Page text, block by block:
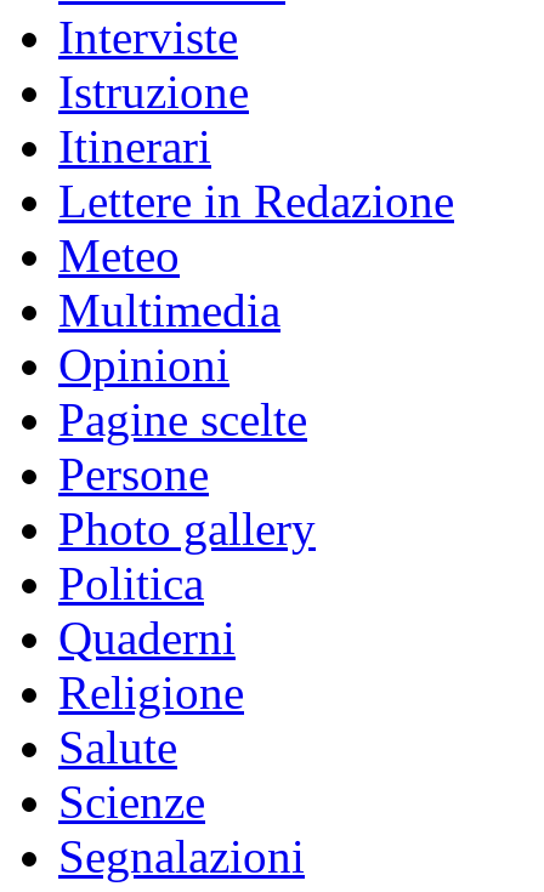
Interviste
Istruzione
Itinerari
Lettere in Redazione
Meteo
Multimedia
Opinioni
Pagine scelte
Persone
Photo gallery
Politica
Quaderni
Religione
Salute
Scienze
Segnalazioni